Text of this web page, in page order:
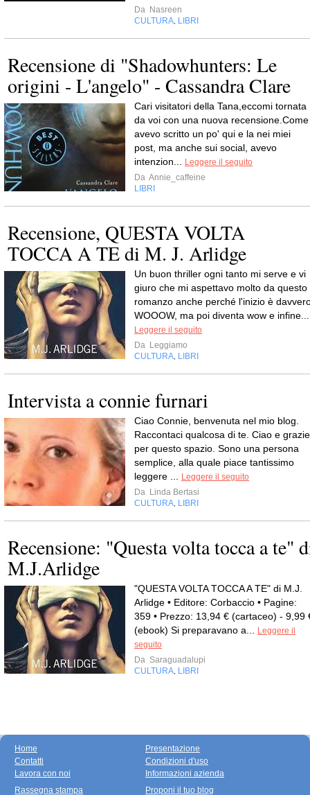
Da Nasreen
CULTURA LIBRI
Recensione di "Shadowhunters: Le
origini - L'angelo" - Cassandra Clare
Cari visitatori della Tana,eccomi tornata
da voi con una nuova recensione.Come
avevo scritto un po' qui e la nei miei
post, ma anche sui social, avevo
intenzion...
Leggere il seguito
Da Annie_caffeine
LIBRI
Recensione, QUESTA VOLTA
TOCCA A TE di M. J. Arlidge
Un buon thriller ogni tanto mi serve e vi
giuro che mi aspettavo molto da questo
romanzo anche perché l'inizio è
WOOOW, ma poi diventa wow e infine...
Leggere il seguito
Da Leggiamo
CULTURA LIBRI
Intervista a connie furnari
Ciao Connie, benvenuta nel mio blog.
Raccontaci qualcosa di te. Ciao e grazie
per questo spazio. Sono una persona
semplice, alla quale piace tantissimo
leggere ...
Leggere il seguito
Da Linda Bertasi
CULTURA LIBRI
Recensione: "Questa volta tocca a te"
M.J.Arlidge
"QUESTA VOLTA TOCCA A TE" di M.J.
Arlidge • Editore: Corbaccio • Pagine:
359 • Prezzo: 13,94 € (cartaceo) - 9,99
(ebook) Si preparavano a...
Leggere il
seguito
Da Saraguadalupi
CULTURA LIBRI
Home
Contatti
Lavora con noi
Presentazione
Condizioni d'uso
Informazioni azienda
Rassegna stampa
Proponi il tuo blog